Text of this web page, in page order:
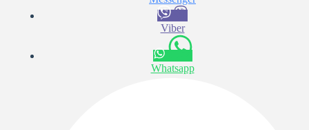
Viber
Whatsapp